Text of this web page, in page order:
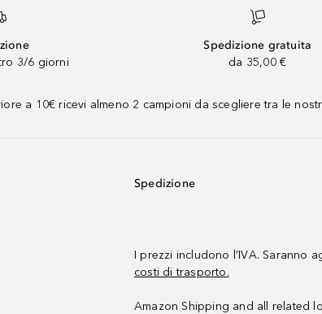
3/6 giorni
Spedizione gratuita
da 35,00 €
a 10€ ricevi almeno 2 campioni da scegliere tra le
Spedizione
I prezzi includono l’IVA. Saranno
costi di trasporto.
Amazon Shipping and all related